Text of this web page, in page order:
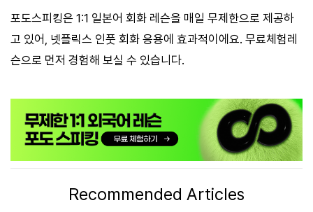
포도스피킹은 1:1 일본어 회화 레슨을 매일 무제한으로 제공하
고 있어, 넷플릭스 인풋 회화 응용에 효과적이에요. 무료체험레
슨으로 먼저 경험해 보실 수 있습니다.
Recommended Articles